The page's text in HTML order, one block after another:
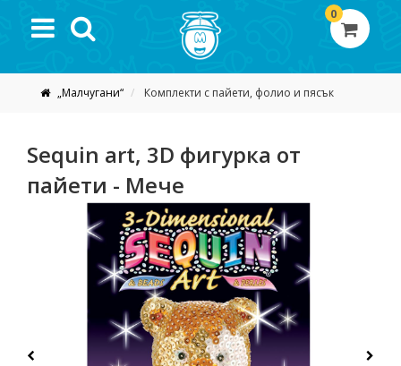
0
„Малчугани“ Комплекти с пайети, фолио и пясък
Sequin art, 3D фигурка от
пайети - Мече